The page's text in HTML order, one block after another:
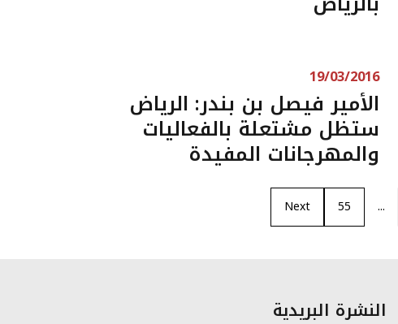
19/03/2016
الأمير فيصل بن بندر: الرياض
ستظل مشتعلة بالفعاليات
والمهرجانات المفيدة
...
55
Next
النشرة البريدية